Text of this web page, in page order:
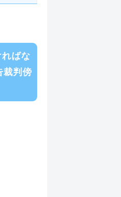
ばな
裁判傍